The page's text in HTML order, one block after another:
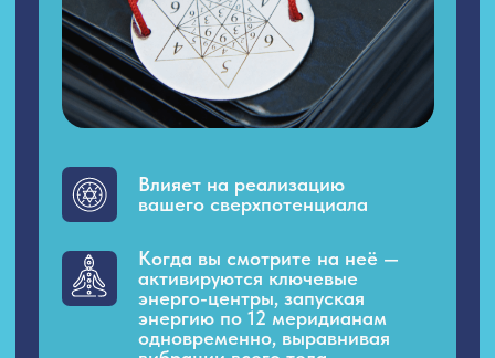
с геометрией изменяют
Вашу энергию
Листай
влево